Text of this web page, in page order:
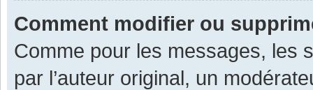
Comment modifier ou
Comme pour les messages, les
par l’auteur original, un